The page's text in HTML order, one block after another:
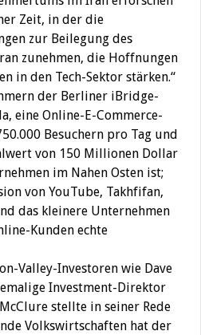
Zeit, in der die
zur Beilegung des
zunehmen, die Hoffnungen
in den Tech-Sektor stärken.“
der Berliner iBridge-
eine Online-E-Commerce-
Besuchern pro Tag und
von 150 Millionen Dollar
im Nahen Osten ist;
von YouTube, Takhfifan,
das kleinere Unternehmen
Kunden echte
Valley-Investoren wie Dave
Investment-Direktor
stellte in seiner Rede
Volkswirtschaften hat der